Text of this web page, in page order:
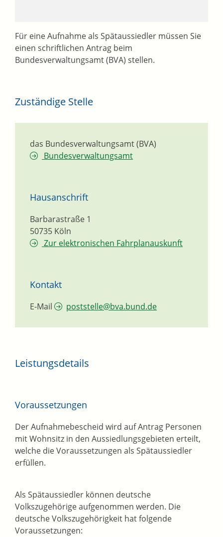
Für eine Aufnahme als Spätaussiedler müssen Sie
einen schriftlichen Antrag beim
Bundesverwaltungsamt (BVA) stellen.
Zuständige Stelle
das Bundesverwaltungsamt (BVA)
Bundesverwaltungsamt
Hausanschrift
Barbarastraße 1
50735 Köln
Zur elektronischen Fahrplanauskunft
Kontakt
E-Mail poststelle@bva.bund.de
Leistungsdetails
Voraussetzungen
Der Aufnahmebescheid wird auf Antrag Personen
mit Wohnsitz in den Aussiedlungsgebieten erteilt,
welche die Voraussetzungen als Spätaussiedler
erfüllen.
Als Spätaussiedler können deutsche
Volkszugehörige aufgenommen werden. Die
deutsche Volkszugehörigkeit hat folgende
Voraussetzungen: